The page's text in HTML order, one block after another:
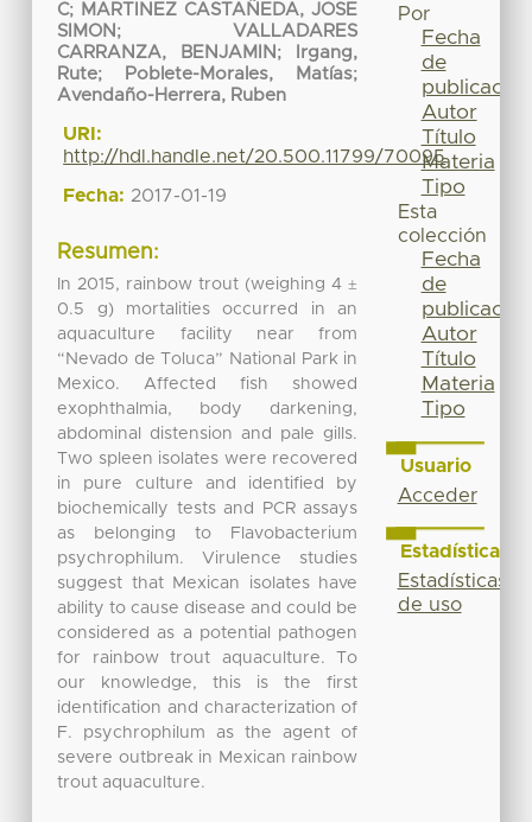
C; MARTINEZ CASTAÑEDA, JOSE
SIMON ; VALLADARES
CARRANZA, BENJAMIN ;
Irgang,
Rute; Poblete-Morales, Matías;
Avendaño-Herrera, Ruben
URI:
http://hdl.handle.net/20.500.11799/70095
Fecha: 2017-01-19
Resumen:
In 2015, rainbow trout (weighing 4 ±
0.5 g) mortalities occurred in an
aquaculture facility near from
“Nevado de Toluca” National Park in
Mexico. Affected fish showed
exophthalmia, body darkening,
abdominal distension and pale gills.
Two spleen isolates were recovered
in pure culture and identified by
biochemically tests and PCR assays
as belonging to Flavobacterium
psychrophilum. Virulence studies
suggest that Mexican isolates have
ability to cause disease and could be
considered as a potential pathogen
for rainbow trout aquaculture. To
our knowledge, this is the first
identification and characterization of
F. psychrophilum as the agent of
severe outbreak in Mexican rainbow
trout aquaculture.
Por
Fecha
de
publicación
Autor
Título
Materia
Tipo
Esta
colección
Fecha
de
publicación
Autor
Título
Materia
Tipo
Usuario
Acceder
Estadísticas
Estadísticas
de uso